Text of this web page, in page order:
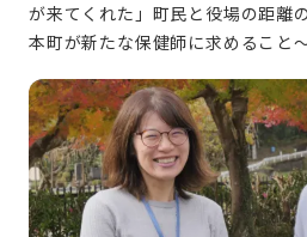
が来てくれた」町民と役場の距離
本町が新たな保健師に求めること